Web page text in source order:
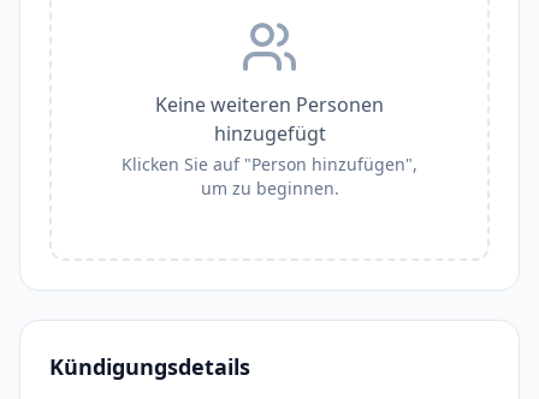
Keine weiteren Personen
hinzugefügt
Klicken Sie auf "Person hinzufügen",
um zu beginnen.
Kündigungsdetails